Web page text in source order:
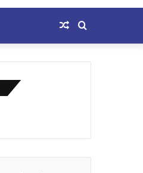
Search
for
Random
Article